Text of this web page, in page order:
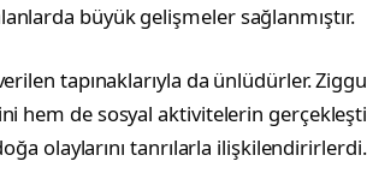
büyük gelişmeler sağlanmıştır.
tapınaklarıyla da ünlüdürler.
hem de sosyal aktivitelerin
olaylarını tanrılarla ilişkilendirirlerdi.